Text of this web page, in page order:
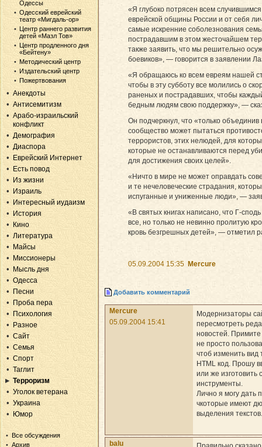
Одессы
Одесский еврейский
театр «Мигдаль-ор»
Центр раннего развития
детей «Мазл Тов»
Центр продленного дня
«Бейтену»
Методический центр
Издательский центр
Пожертвования
Анекдоты
Антисемитизм
Арабо-израильский
конфликт
Демография
Диаспора
Еврейский Интернет
Есть повод
Из жизни
Израиль
Интересный иудаизм
История
Кино
Литература
Майсы
Миссионеры
Мысль дня
Одесса
Песни
Проба пера
Психология
Разное
Сайт
Семья
Спорт
Таглит
Терроризм
Уголок ветерана
Украина
Юмор
Все обсуждения
Архив
«Я глубоко потрясен всем
еврейской общины России и от себя
самые искренние соболезнования
пострадавшим в этом жесточайшем
также заявить, что мы решительно
боевиков», — говорится в заявлении
«Я обращаюсь ко всем евреям нашей
чтобы в эту субботу все молились о
раненых и пострадавших, чтобы
бедным людям свою поддержку», —
Он подчеркнул, что «только объединив
сообщество может пытаться
террористов, этих нелюдей, для
которые не останавливаются перед
для достижения своих целей».
«Ничто в мире не может оправдать
и те нечеловеческие страдания,
испуганные и униженные люди», —
«В святых книгах написано, что Г-
все, но только не невинно пролитую
кровь безгрешных детей», — отметил
05.09.2004 15:35 Mercure
Добавить комментарий
Mercure
05.09.2004 15:41
Модернизаторы
пересмотреть
новостей.
не просто
чтоб изменить вид
HTML код. Прошу
или же изготовить
инструменты.
Лично я могу дать
чкоторые имеют
выделения текстов.
balu